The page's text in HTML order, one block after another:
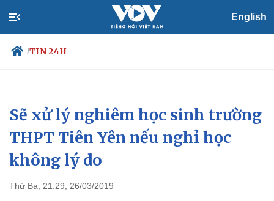
English
/TIN 24H
Chính trị
Đảng
Tổ chức nhân sự
Quốc hội
Nhận diện sự thật
Xã hội
Tin 24h
Dự báo thời tiết
Sẽ xử lý nghiêm học sinh trường
THPT Tiên Yên nếu nghỉ học
không lý do
Thứ Ba, 21:29, 26/03/2019